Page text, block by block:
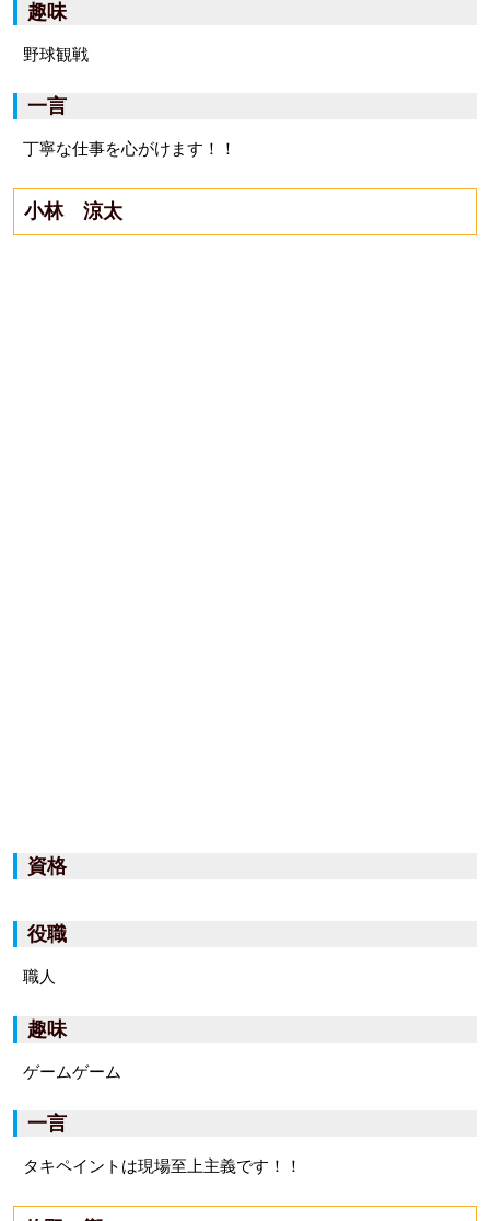
趣味
野球観戦
一言
丁寧な仕事を心がけます！！
小林 涼太
資格
役職
職人
趣味
ゲームゲーム
一言
タキペイントは現場至上主義です！！